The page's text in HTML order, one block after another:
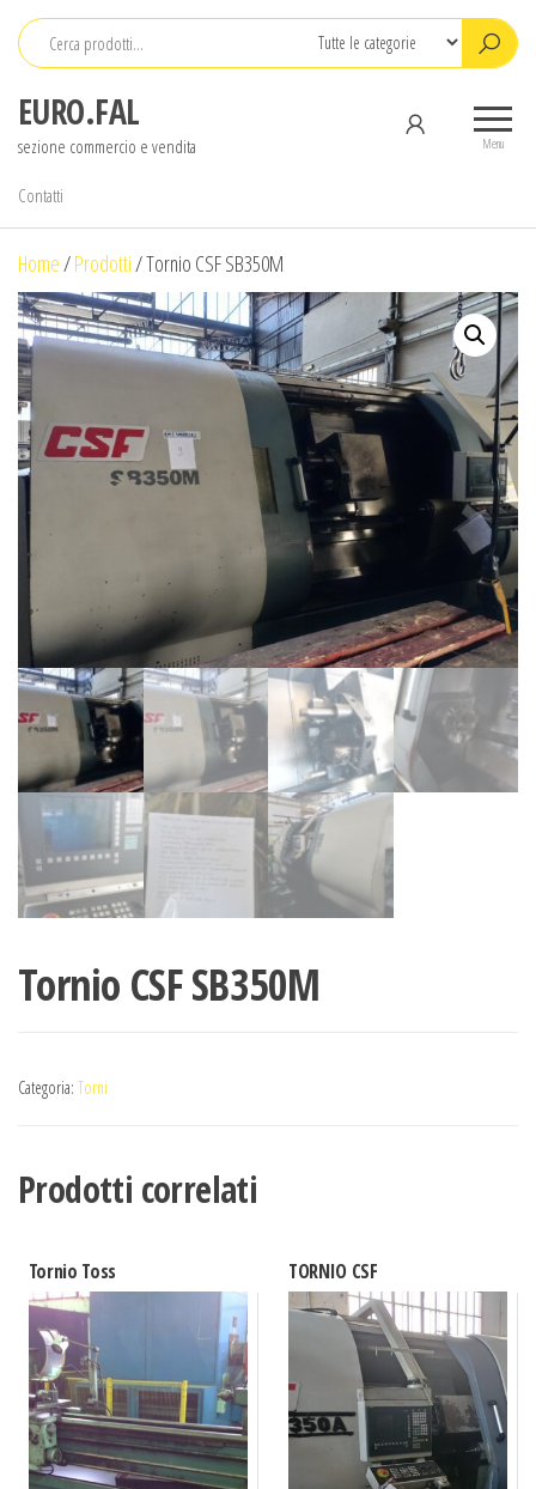
Salta
contenuto
EURO.FAL
sezione commercio e vendita Menu
Contatti
Home/Prodotti/Tornio CSF SB350M
Tornio CSF SB350M
Categoria: Torni
Prodotti correlati
Tornio Toss TORNIO CSF